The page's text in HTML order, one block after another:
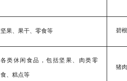
坚果、果干、零食等 碧
各类休闲食品，包括坚果、肉类零
食、糕点等
猪